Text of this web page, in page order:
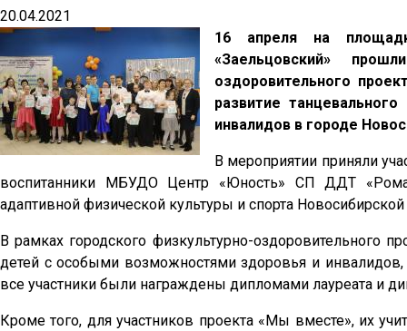
20.04.2021
16 апреля на
«Заельцовский»
оздоровительного
развитие
инвалидов в городе
В мероприятии приняли
воспитанники МБУДО Центр «Юность» СП ДДТ
адаптивной физической культуры и спорта Новосибирской
В рамках городского физкультурно-оздоровительного
детей с особыми возможностями здоровья и
все участники были награждены дипломами лауреата и
Кроме того, для участников проекта «Мы вместе», их